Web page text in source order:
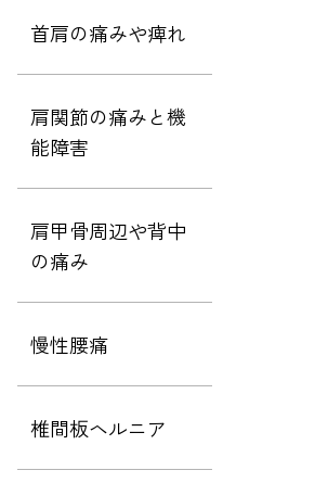
首肩の痛みや痺れ
肩関節の痛みと機
能障害
肩甲骨周辺や背中
の痛み
慢性腰痛
椎間板ヘルニア